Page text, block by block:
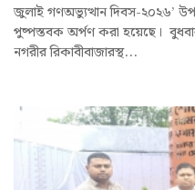
জুলাই গণঅভ্যুত্থান দিবস-২০২৬’
পুষ্পস্তবক অর্পণ করা হয়েছে।
নগরীর রিকাবীবাজারস্থ...